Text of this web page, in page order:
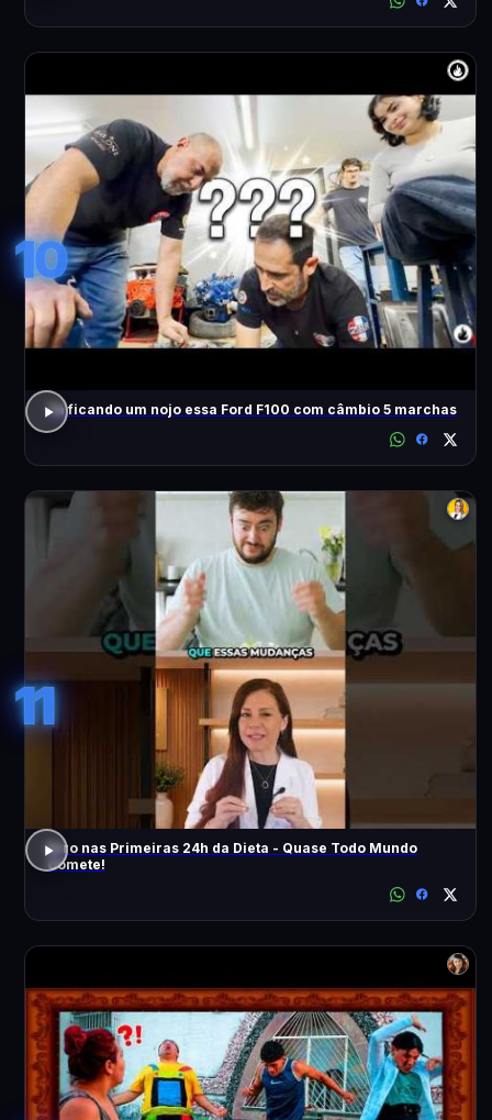
10
Tá ficando um nojo essa Ford F100 com câmbio 5 marchas
11
Erro nas Primeiras 24h da Dieta - Quase Todo Mundo
Comete!